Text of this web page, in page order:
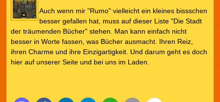
Auch wenn mir "Rumo" vielleicht ein kleines bissschen
besser gefallen hat, muss auf dieser Liste "Die Stadt
der träumenden Bücher" stehen. Man kann einfach nicht
besser in Worte fassen, was Bücher ausmacht. Ihren Reiz,
ihren Charme und ihre Einzigartigkeit. Und darum geht es doch
hier auf unserer Seite und bei uns im Laden.